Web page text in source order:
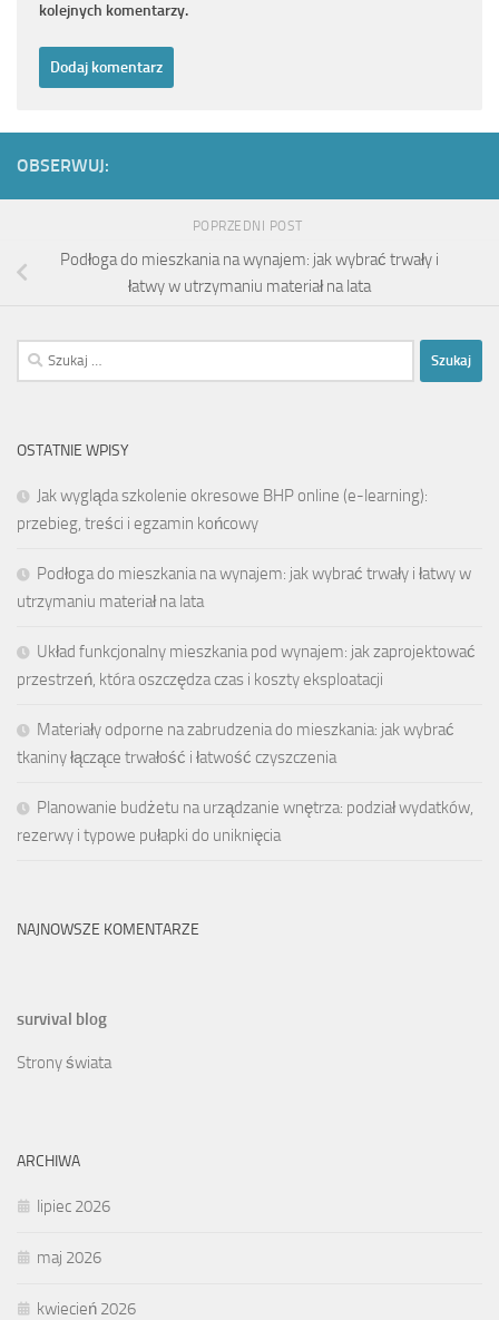
kolejnych komentarzy.
OBSERWUJ:
POPRZEDNI POST
Podłoga do mieszkania na wynajem: jak wybrać trwały i
łatwy w utrzymaniu materiał na lata
Szukaj:
OSTATNIE WPISY
Jak wygląda szkolenie okresowe BHP online (e-learning):
przebieg, treści i egzamin końcowy
Podłoga do mieszkania na wynajem: jak wybrać trwały i łatwy w
utrzymaniu materiał na lata
Układ funkcjonalny mieszkania pod wynajem: jak zaprojektować
przestrzeń, która oszczędza czas i koszty eksploatacji
Materiały odporne na zabrudzenia do mieszkania: jak wybrać
tkaniny łączące trwałość i łatwość czyszczenia
Planowanie budżetu na urządzanie wnętrza: podział wydatków,
rezerwy i typowe pułapki do uniknięcia
NAJNOWSZE KOMENTARZE
survival blog
Strony świata
ARCHIWA
lipiec 2026
maj 2026
kwiecień 2026